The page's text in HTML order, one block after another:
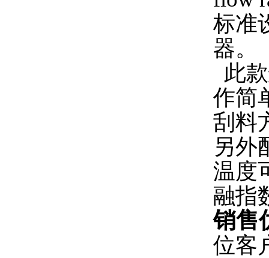
标准
器。
此款
作简
刮料
另外
温度
融指
销售
位客